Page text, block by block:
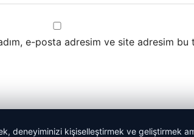
e-posta adresim ve site adresim bu
deneyiminizi kişiselleştirmek ve geliştirmek